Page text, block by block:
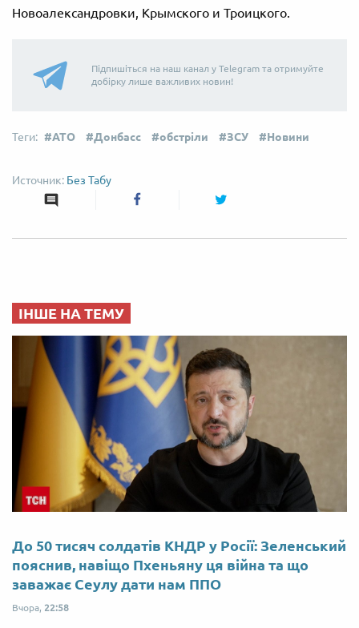
Новоалександровки, Крымского и Троицкого.
Підпишіться на наш канал у Telegram та отримуйте
добірку лише важливих новин!
АТО Донбасс обстріли ЗСУ Новини
Без Табу
ІНШЕ НА ТЕМУ
До 50 тисяч солдатів КНДР у Росії: Зеленський
пояснив, навіщо Пхеньяну ця війна та що
заважає Сеулу дати нам ППО
Вчора, 22:58